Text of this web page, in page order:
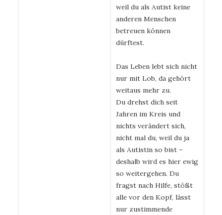
weil du als Autist keine
anderen Menschen
betreuen können
dürftest.
Das Leben lebt sich nicht
nur mit Lob, da gehört
weitaus mehr zu.
Du drehst dich seit
Jahren im Kreis und
nichts verändert sich,
nicht mal du, weil du ja
als Autistin so bist –
deshalb wird es hier ewig
so weitergehen. Du
fragst nach Hilfe, stößt
alle vor den Kopf, lässt
nur zustimmende